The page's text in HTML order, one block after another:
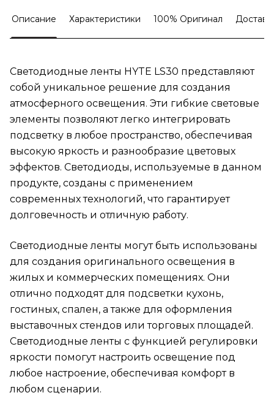
Описание Характеристики 100% Оригинал
Светодиодные ленты HYTE LS30 представляют
собой уникальное решение для создания
атмосферного освещения. Эти гибкие световые
элементы позволяют легко интегрировать
подсветку в любое пространство, обеспечивая
высокую яркость и разнообразие цветовых
эффектов. Светодиоды, используемые в данном
продукте, созданы с применением
современных технологий, что гарантирует
долговечность и отличную работу.
Светодиодные ленты могут быть использованы
для создания оригинального освещения в
жилых и коммерческих помещениях. Они
отлично подходят для подсветки кухонь,
гостиных, спален, а также для оформления
выставочных стендов или торговых площадей.
Светодиодные ленты с функцией регулировки
яркости помогут настроить освещение под
любое настроение, обеспечивая комфорт в
любом сценарии.